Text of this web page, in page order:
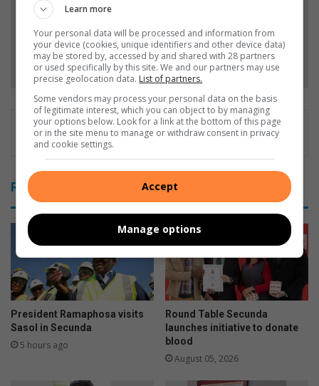
Add as a preferred source on Google
Follow on Google News
Related Articles
President Ramaphosa visits
Sasol in Secunda
5 hours ago
Round Table Secunda
launches initiative to donate
blood
August 05, 2026
Learn more
Your personal data will be processed and information from
your device (cookies, unique identifiers and other device data)
may be stored by, accessed by and shared with 28 partners
or used specifically by this site. We and our partners may use
precise geolocation data. List of partners.
Some vendors may process your personal data on the basis
of legitimate interest, which you can object to by managing
your options below. Look for a link at the bottom of this page
or in the site menu to manage or withdraw consent in privacy
and cookie settings.
Accept
Manage options